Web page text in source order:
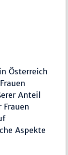
Österreich
Anteil
Aspekte